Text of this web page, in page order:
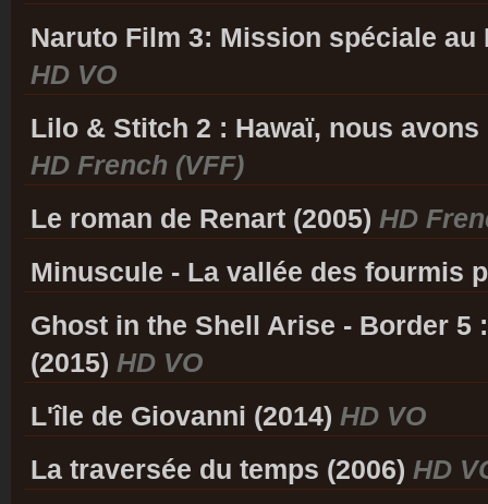
Naruto Film 3: Mission spéciale au
HD VO
Lilo & Stitch 2 : Hawaï, nous avons
HD French (VFF)
Le roman de Renart (2005) HD
Minuscule - La vallée des fourmis
Ghost in the Shell Arise - Border 5
(2015) HD VO
L'île de Giovanni (2014) HD VO
La traversée du temps (2006) HD